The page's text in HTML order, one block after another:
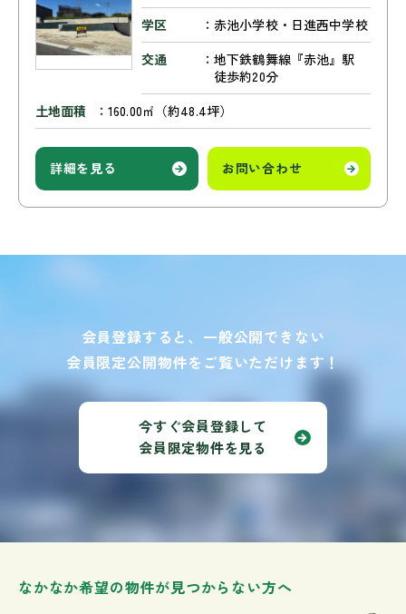
学区
赤池小学校・日進西中学校
交通
地下鉄鶴舞線『赤池』駅
徒歩約20分
土地面積
160.00㎡（約48.4坪）
詳細を見る お問い合わせ
会員登録すると、一般公開できない
会員限定公開物件をご覧いただけます！
今すぐ会員登録して
会員限定物件を見る
なかなか希望の物件が見つからない方へ